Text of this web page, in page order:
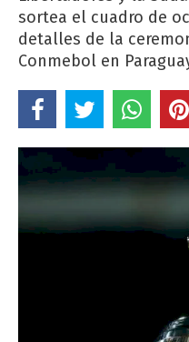
sortea el cuadro de
detalles de la
Conmebol en